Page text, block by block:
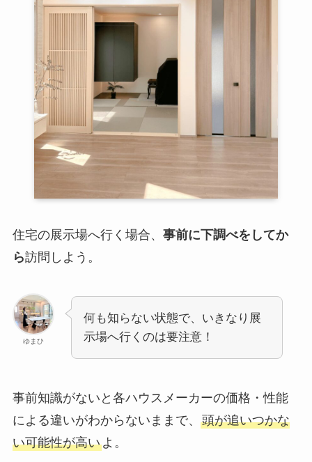
住宅の展示場へ行く場合、 事前に下調べをしてか
ら訪問しよう。
ゆまひ
何も知らない状態で、いきなり展
示場へ行くのは要注意！
事前知識がないと各ハウスメーカーの価格・性能
による違いがわからないままで、 頭が追いつかな
い可能性が高いよ。